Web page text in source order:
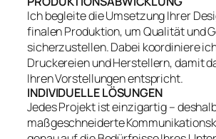
Ich begleite die Umsetzung Ihrer
finalen Produktion, um Qualität und
sicherzustellen. Dabei koordiniere
Druckereien und Herstellern, damit
Ihren Vorstellungen entspricht.
INDIVIDUELLE LÖSUNGEN
Jedes Projekt ist einzigartig –
maßgeschneiderte